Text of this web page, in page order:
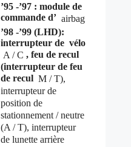
’95 -’97 : module de
commande d’ airbag
’98 -’99 (LHD):
interrupteur de vélo
A / C , feu de recul
(interrupteur de feu
de recul M / T),
interrupteur de
position de
stationnement / neutre
(A / T), interrupteur
de lunette arrière